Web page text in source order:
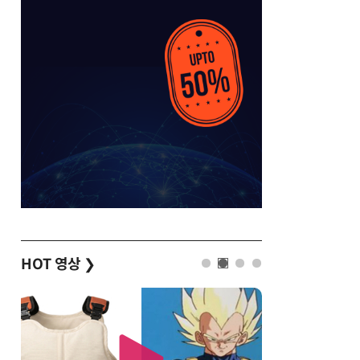
HOT 영상 ❯